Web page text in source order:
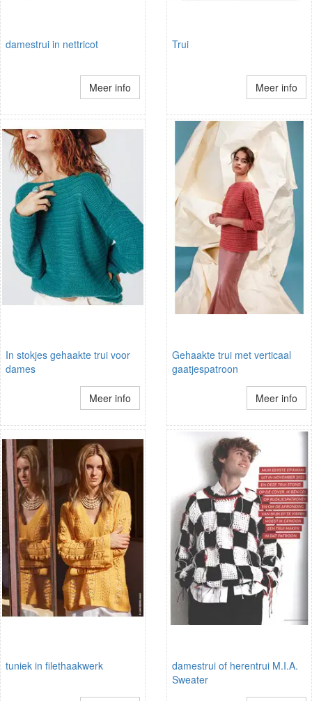
damestrui in nettricot
Meer info
Trui
Meer info
In stokjes gehaakte trui voor
dames
Meer info
Gehaakte trui met verticaal
gaatjespatroon
Meer info
tuniek in filethaakwerk
damestrui of herentrui M.I.A.
Sweater